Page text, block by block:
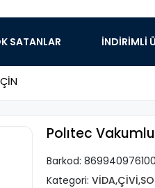
SATANLAR İNDİRİMLİ
Polıtec
Barkod:
Kategori: